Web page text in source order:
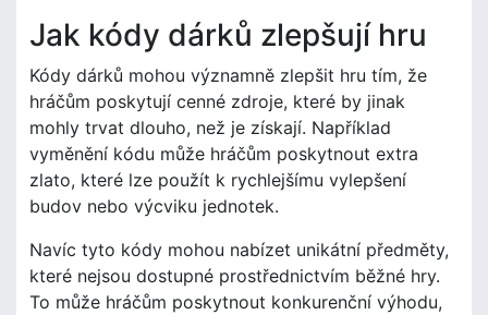
Jak kódy dárků zlepšují hru
Kódy dárků mohou významně zlepšit hru tím, že
hráčům poskytují cenné zdroje, které by jinak
mohly trvat dlouho, než je získají. Například
vyměnění kódu může hráčům poskytnout extra
zlato, které lze použít k rychlejšímu vylepšení
budov nebo výcviku jednotek.
Navíc tyto kódy mohou nabízet unikátní předměty,
které nejsou dostupné prostřednictvím běžné hry.
To může hráčům poskytnout konkurenční výhodu,